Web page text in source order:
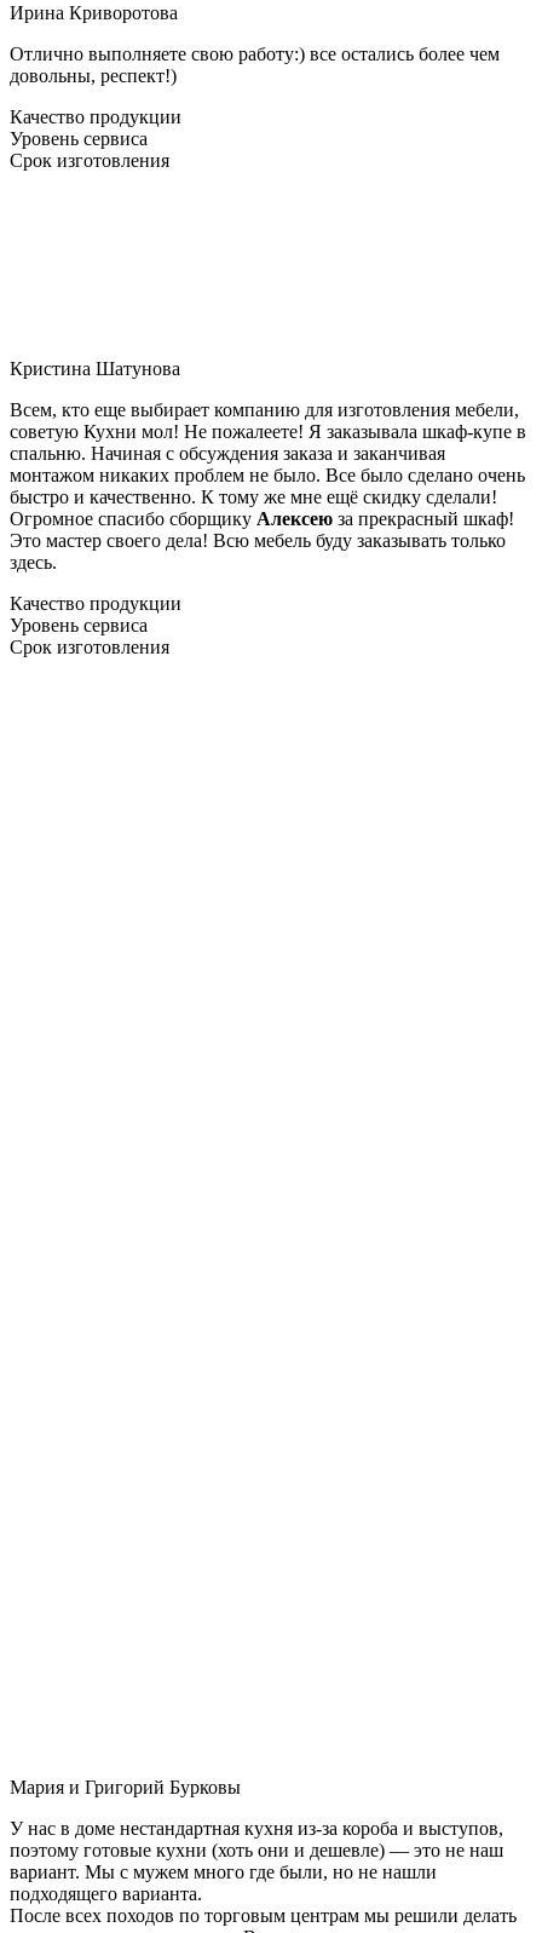
Ирина Криворотова
Отлично выполняете свою работу:) все остались более чем
довольны, респект!)
Качество продукции
Уровень сервиса
Срок изготовления
Кристина Шатунова
Всем, кто еще выбирает компанию для изготовления мебели,
советую Кухни мол! Не пожалеете! Я заказывала шкаф-купе в
спальню. Начиная с обсуждения заказа и заканчивая
монтажом никаких проблем не было. Все было сделано очень
быстро и качественно. К тому же мне ещё скидку сделали!
Огромное спасибо сборщику Алексею за прекрасный шкаф!
Это мастер своего дела! Всю мебель буду заказывать только
здесь.
Качество продукции
Уровень сервиса
Срок изготовления
Мария и Григорий Бурковы
У нас в доме нестандартная кухня из-за короба и выступов,
поэтому готовые кухни (хоть они и дешевле) — это не наш
вариант. Мы с мужем много где были, но не нашли
подходящего варианта.
После всех походов по торговым центрам мы решили делать